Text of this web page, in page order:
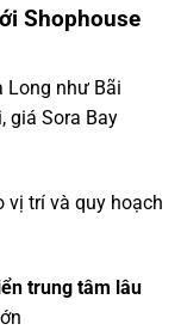
Shophouse
Long như Bãi
giá Sora Bay
vị trí và quy hoạch
trung tâm lâu